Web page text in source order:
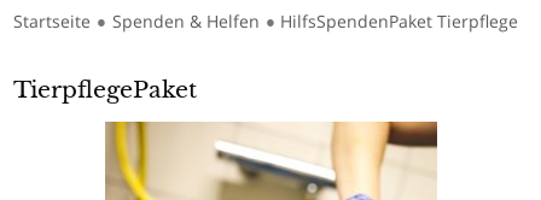
Startseite ● Spenden & Helfen ● HilfsSpendenPaket Tierpflege
TierpflegePaket